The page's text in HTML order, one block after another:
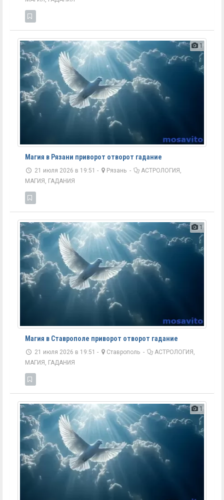
1
Магия в Рязани приворот отворот гадание
21 июля 2026 в 19:51 - Рязань -
АСТРОЛОГИЯ,
МАГИЯ, ГАДАНИЯ
1
Магия в Ставрополе приворот отворот гадание
21 июля 2026 в 19:51 - Ставрополь -
АСТРОЛОГИЯ,
МАГИЯ, ГАДАНИЯ
1